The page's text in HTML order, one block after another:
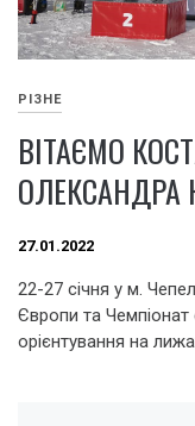
РІЗНЕ
ВІТАЄМО
ОЛЕКСАНДРА
27.01.2022
22-27 січня у м.
Європи та Чемпіонат
орієнтування на